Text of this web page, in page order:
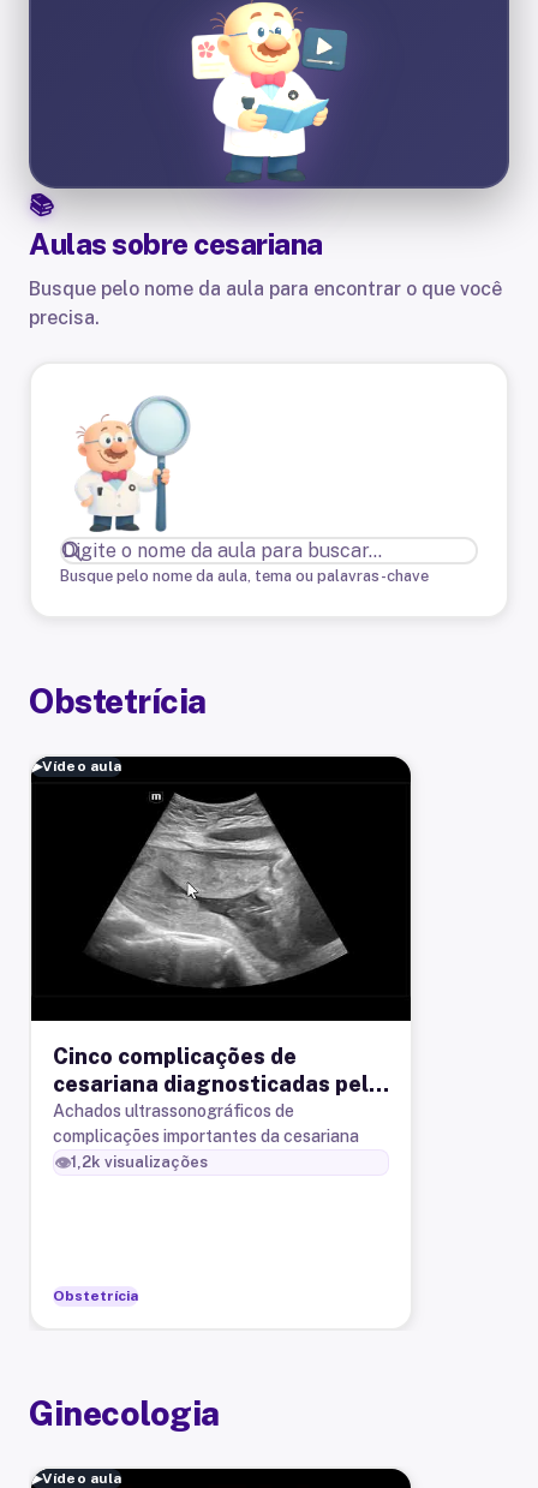
Aulas sobre cesariana
Busque pelo nome da aula para encontrar o que você
precisa.
Busque pelo nome da aula, tema ou palavras-chave
Obstetrícia
▶Vídeo aula
Cinco complicações de
cesariana diagnosticadas pela
ultrassonografia
Achados ultrassonográficos de
complicações importantes da cesariana
👁️1,2k visualizações
Obstetrícia
Ginecologia
▶Vídeo aula